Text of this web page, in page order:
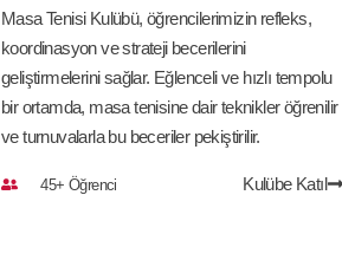
Masa Tenisi Kulübü, öğrencilerimizin refleks,
koordinasyon ve strateji becerilerini
geliştirmelerini sağlar. Eğlenceli ve hızlı tempolu
bir ortamda, masa tenisine dair teknikler öğrenilir
ve turnuvalarla bu beceriler pekiştirilir.
45+ Öğrenci Kulübe Katıl